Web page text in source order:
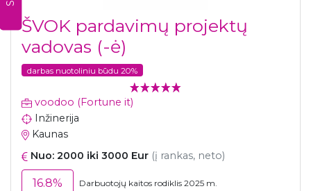
ŠVOK pardavimų projektų
vadovas (-ė)
darbas nuotoliniu būdu 20%
voodoo (Fortune it)
Inžinerija
Kaunas
Nuo: 2000 iki 3000 Eur (į rankas, neto)
16.8% Darbuotojų kaitos rodiklis 2025 m.